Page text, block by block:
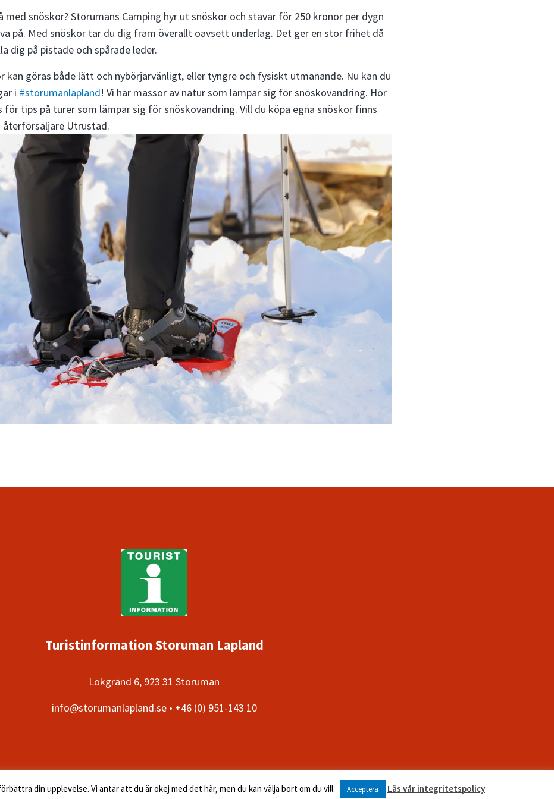
med snöskor? Storumans Camping hyr ut snöskor och stavar för 250 kronor per dygn
på. Med snöskor tar du dig fram överallt oavsett underlag. Det ger en stor frihet då
dig på pistade och spårade leder.
kan göras både lätt och nybörjarvänligt, eller tyngre och fysiskt utmanande. Nu kan du
i #storumanlapland! Vi har massor av natur som lämpar sig för snöskovandring. Hör
för tips på turer som lämpar sig för snöskovandring. Vill du köpa egna snöskor finns
återförsäljare Utrustad.
Turistinformation Storuman Lapland
Lokgränd 6, 923 31 Storuman
info@storumanlapland.se • +46 (0) 951-143 10
Copyright © 2026 ·Storuman Lapland
din upplevelse. Vi antar att du är okej med det här, men du kan välja bort om du vill. Acceptera Läs vår integritetspolicy